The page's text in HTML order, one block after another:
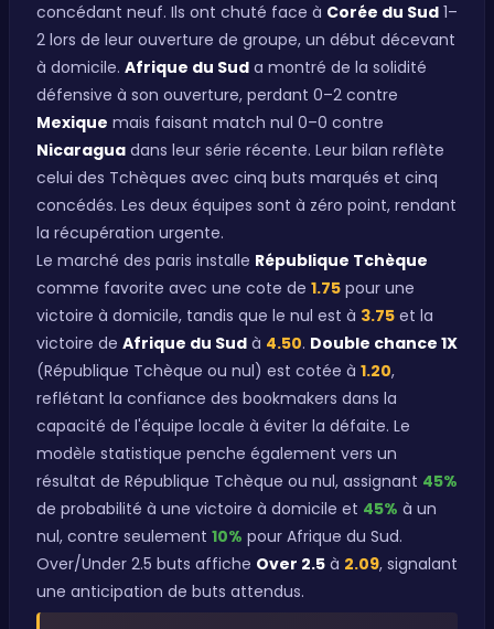
concédant neuf. Ils ont chuté face à Corée du Sud 1–
2 lors de leur ouverture de groupe, un début décevant
à domicile. Afrique du Sud a montré de la solidité
défensive à son ouverture, perdant 0–2 contre
Mexique mais faisant match nul 0–0 contre
Nicaragua dans leur série récente. Leur bilan reflète
celui des Tchèques avec cinq buts marqués et cinq
concédés. Les deux équipes sont à zéro point, rendant
la récupération urgente.
Le marché des paris installe République Tchèque
comme favorite avec une cote de 1.75 pour une
victoire à domicile, tandis que le nul est à 3.75 et la
victoire de Afrique du Sud à 4.50. Double chance 1X
(République Tchèque ou nul) est cotée à 1.20,
reflétant la confiance des bookmakers dans la
capacité de l'équipe locale à éviter la défaite. Le
modèle statistique penche également vers un
résultat de République Tchèque ou nul, assignant 45%
de probabilité à une victoire à domicile et 45% à un
nul, contre seulement 10% pour Afrique du Sud.
Over/Under 2.5 buts affiche Over 2.5 à 2.09, signalant
une anticipation de buts attendus.